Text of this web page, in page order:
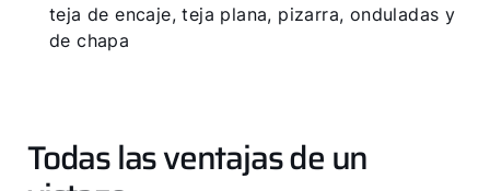
teja de encaje, teja plana, pizarra, onduladas y
de chapa
Todas las ventajas de un